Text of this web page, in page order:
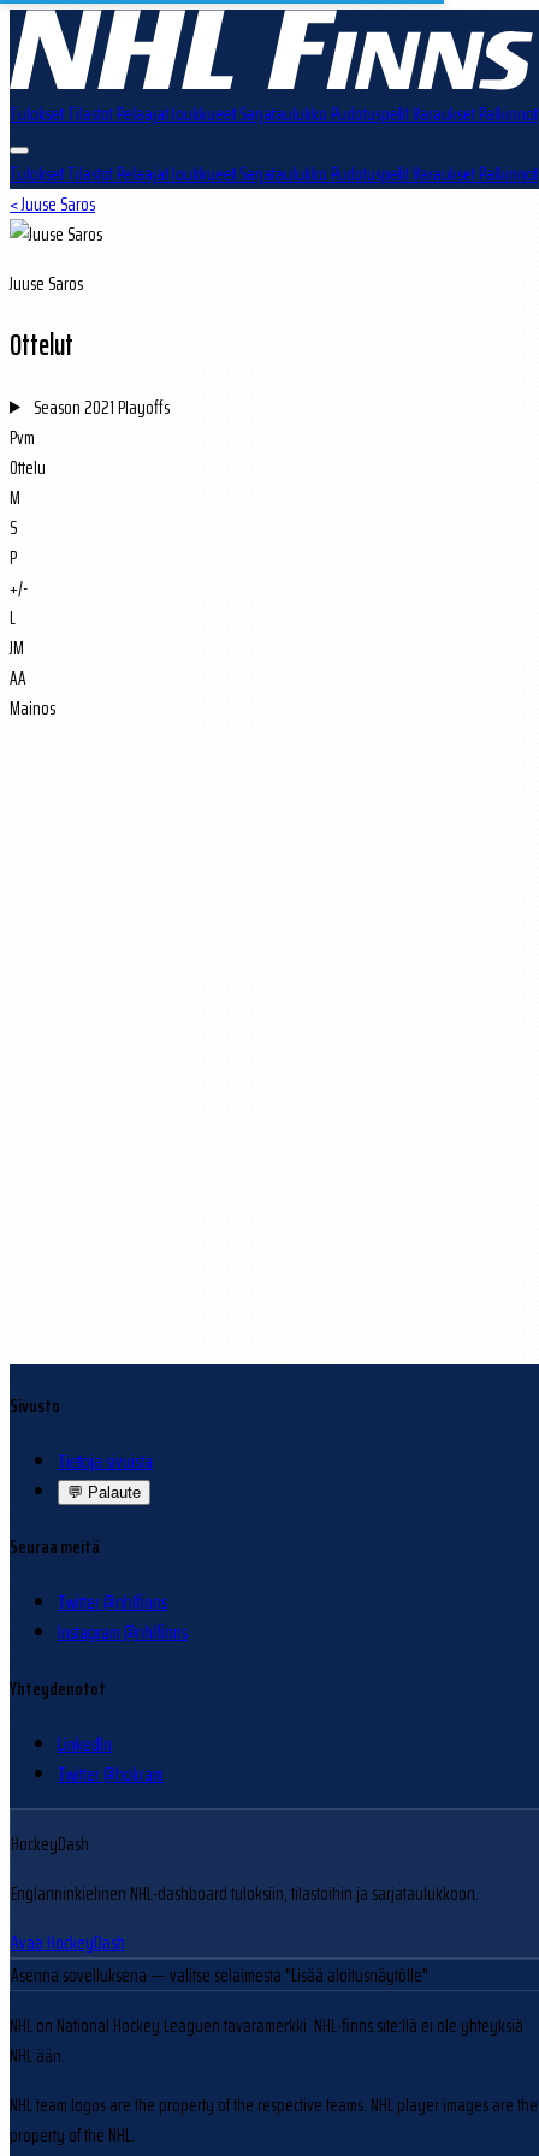
TuloksetTilastotPelaajatJoukkueetSarjataulukkoPudotuspelitVarauksetPalkinnot
TuloksetTilastotPelaajatJoukkueetSarjataulukkoPudotuspelitVarauksetPalkinnot
< Juuse Saros
Juuse Saros
Ottelut
Season2021 Playoffs
Pvm
Ottelu
M
S
P
+/-
L
JM
AA
Mainos
Sivusto
Tietoja sivuista
💬 Palaute
Seuraa meitä
Twitter @nhlfinns
Instagram @nhlfinns
Yhteydenotot
LinkedIn
Twitter @hokram
HockeyDash
Englanninkielinen NHL-dashboard tuloksiin, tilastoihin ja sarjataulukkoon.
Avaa HockeyDash
Asenna sovelluksena — valitse selaimesta "Lisää aloitusnäytölle"
NHL on National Hockey Leaguen tavaramerkki. NHL-finns.site:llä ei ole yhteyksiä
NHL:ään.
NHL team logos are the property of the respective teams. NHL player images are the
property of the NHL.